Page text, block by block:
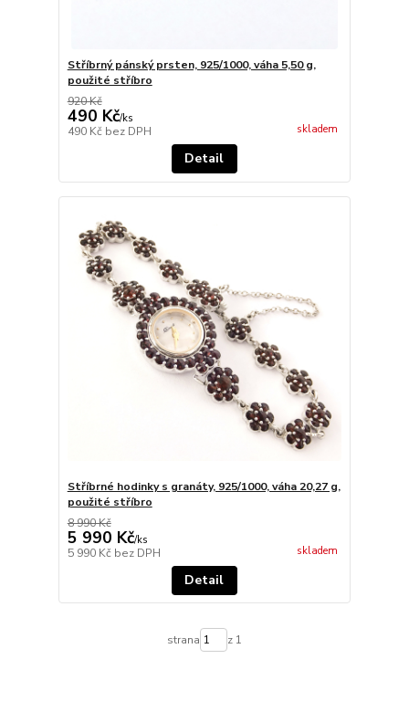
Stříbrný pánský prsten, 925/1000, váha 5,50 g,
použité stříbro
920 Kč
490 Kč/ks
490 Kč bez DPH skladem
Detail
Stříbrné hodinky s granáty, 925/1000, váha 20,27 g,
použité stříbro
8 990 Kč
5 990 Kč/ks
5 990 Kč bez DPH skladem
Detail
strana z 1